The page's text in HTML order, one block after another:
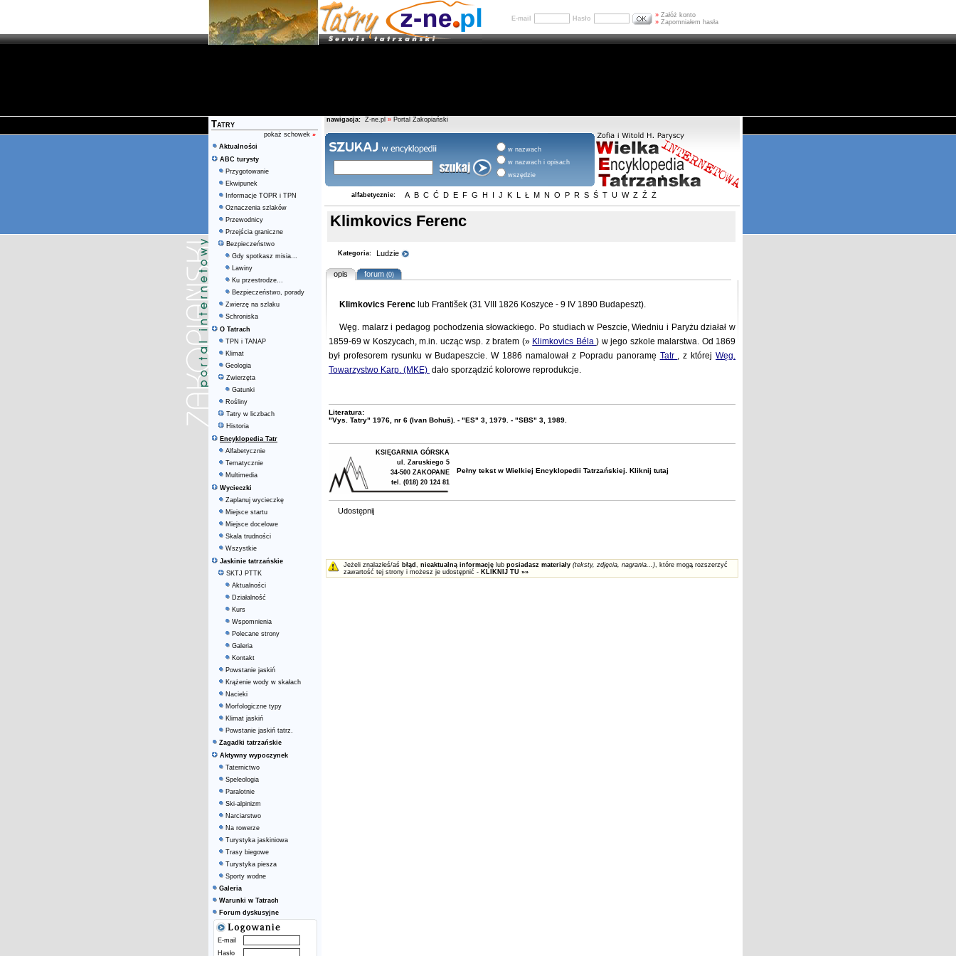
E-mail Hasło » Załóż konto
» Zapomniałem hasła
Tatry
pokaż schowek »
Aktualności
ABC turysty
Przygotowanie
Ekwipunek
Informacje TOPR i TPN
Oznaczenia szlaków
Przewodnicy
Przejścia graniczne
Bezpieczeństwo
Gdy spotkasz misia...
Lawiny
Ku przestrodze...
Bezpieczeństwo, porady
Zwierzę na szlaku
Schroniska
O Tatrach
TPN i TANAP
Klimat
Geologia
Zwierzęta
Gatunki
Rośliny
Tatry w liczbach
Historia
Encyklopedia Tatr
Alfabetycznie
Tematycznie
Multimedia
Wycieczki
Zaplanuj wycieczkę
Miejsce startu
Miejsce docelowe
Skala trudności
Wszystkie
Jaskinie tatrzańskie
SKTJ PTTK
Aktualności
Działalność
Kurs
Wspomnienia
Polecane strony
Galeria
Kontakt
Powstanie jaskiń
Krążenie wody w skałach
Nacieki
Morfologiczne typy
Klimat jaskiń
Powstanie jaskiń tatrz.
Zagadki tatrzańskie
Aktywny wypoczynek
Taternictwo
Speleologia
Paralotnie
Ski-alpinizm
Narciarstwo
Na rowerze
Turystyka jaskiniowa
Trasy biegowe
Turystyka piesza
Sporty wodne
Galeria
Warunki w Tatrach
Forum dyskusyjne
E-mail
Hasło
nawigacja: Z-ne.pl » Portal Zakopiański
w nazwach
w nazwach i opisach
wszędzie
alfabetycznie: A B C Ć D E F G H I J K L Ł M N O P R S Ś T U W Z Ź Ż
Klimkovics Ferenc
Kategoria: Ludzie
opis forum(0)
Klimkovics Ferenc lub František (31 VIII 1826 Koszyce - 9 IV 1890 Budapeszt).
Węg. malarz i pedagog pochodzenia słowackiego. Po studiach w Peszcie, Wiedniu i Paryżu działał w
1859-69 w Koszycach, m.in. ucząc wsp. z bratem (» Klimkovics Béla) w jego szkole malarstwa. Od 1869
był profesorem rysunku w Budapeszcie. W 1886 namalował z Popradu panoramę Tatr , z którejWęg.
Towarzystwo Karp. (MKE) dało sporządzić kolorowe reprodukcje.
Literatura:
"Vys. Tatry" 1976, nr 6 (Ivan Bohuš). - "ES" 3, 1979. - "SBS" 3, 1989.
KSIĘGARNIA GÓRSKA
ul. Zaruskiego 5
34-500 ZAKOPANE
tel. (018) 20 124 81
Pełny tekst w Wielkiej Encyklopedii Tatrzańskiej . Kliknij tutaj
Udostępnij
Jeżeli znalazłeś/aś błąd , nieaktualną informację lub posiadasz materiały (teksty, zdjęcia, nagrania...), które mogą rozszerzyć
zawartość tej strony i możesz je udostępnić - KLIKNIJ TU »»